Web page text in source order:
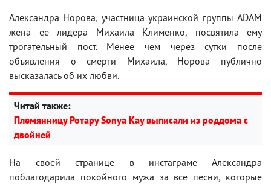
Александра Норова, участница украинской группы ADAM
жена ее лидера Михаила Клименко, посвятила ему
трогательный пост. Менее чем через сутки после
объявления о смерти Михаила, Норова публично
высказалась об их любви.
Читай также:
Племянницу Ротару Sonya Kay выписали из роддома с
двойней
На своей странице в инстаграме Александра
поблагодарила покойного мужа за все песни, которые